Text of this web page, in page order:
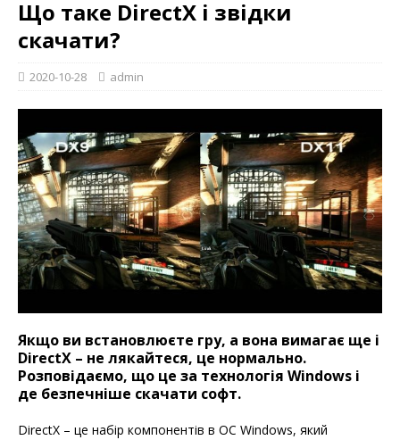
Що таке DirectX і звідки
скачати?
2020-10-28 admin
Якщо ви встановлюєте гру, а вона вимагає ще і
DirectX – не лякайтеся, це нормально.
Розповідаємо, що це за технологія Windows і
де безпечніше скачати софт.
DirectX – це набір компонентів в ОС Windows, який